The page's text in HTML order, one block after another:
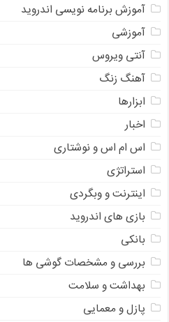
آموزش برنامه نویسی اندروید
آموزشی
آنتی ویروس
آهنگ زنگ
ابزارها
اخبار
اس ام اس و نوشتاری
استراتژی
اینترنت و وبگردی
بازی های اندروید
بانکی
بررسی و مشخصات گوشی ها
بهداشت و سلامت
پازل و معمایی